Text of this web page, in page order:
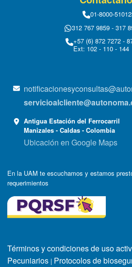
01-8000-
312 767 9859 - 317
+57 (6) 872 7272 -
Ext: 102 - 110 - 144
Antigua Estación del Ferrocarril
Manizales - Caldas - Colombia
Ubicación en Google Maps
En la UAM te escuchamos y estamos
requerimientos
Términos y condiciones de uso
Pecuniarios | Protocolos de